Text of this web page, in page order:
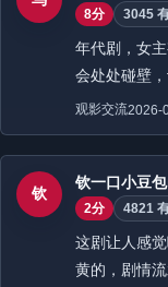
8分 3045
年代剧，女
会处处碰壁
观影交流2026-
钦
钦一口小豆包
2分
4821
这剧让人感
黄的，剧情